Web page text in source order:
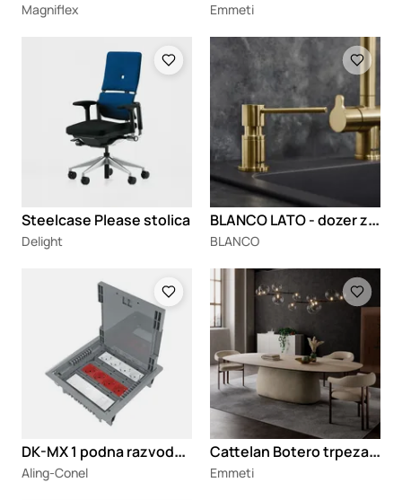
Magniflex Emmeti
Steelcase Please stolica
Delight
Loading
B
LANCO LATO - dozer za deterdžent za suđe
BLANCO
D
K-MX 1 podna razvodna kutija 24 modula
Aling-Conel
Loading
C
attelan Botero trpezarijski sto
Emmeti